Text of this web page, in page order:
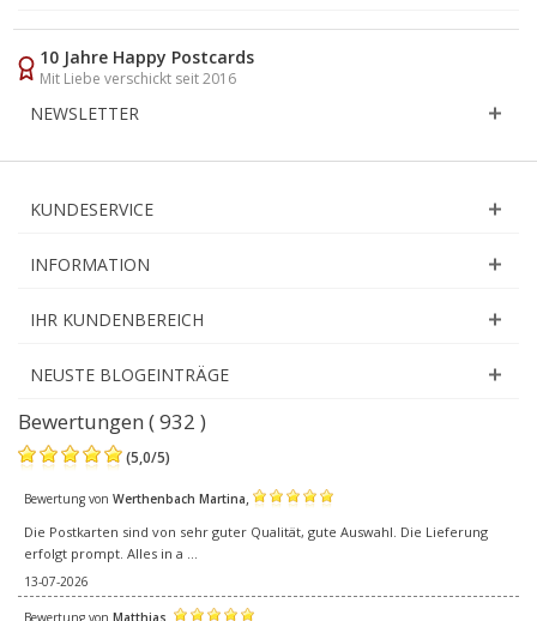
10 Jahre Happy Postcards
Mit Liebe verschickt seit 2016
NEWSLETTER
KUNDESERVICE
INFORMATION
IHR KUNDENBEREICH
NEUSTE BLOGEINTRÄGE
Bewertungen ( 932 )
(5,0/5)
Bewertung von Werthenbach Martina,
Die Postkarten sind von sehr guter Qualität, gute Auswahl. Die Lieferung
erfolgt prompt. Alles in a ...
13-07-2026
Bewertung von Matthias